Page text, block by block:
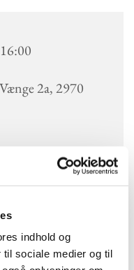
indhold og
sociale medier og til
2a, 2970
i Kokkedal Kirke for
frivillige med
lærere, studerende